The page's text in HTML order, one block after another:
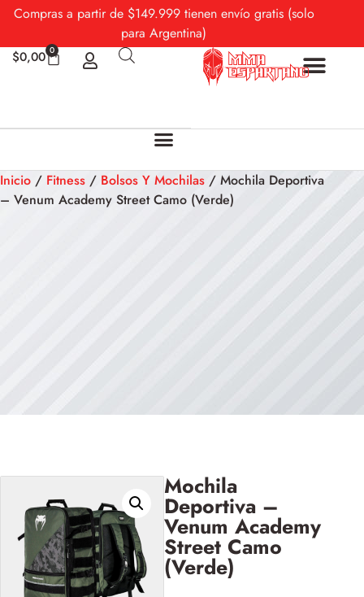
Compras a partir de $149.999 tienen envío gratis (solo
para Argentina)
$0,00 0
Inicio / Fitness / Bolsos Y Mochilas / Mochila Deportiva
– Venum Academy Street Camo (Verde)
Mochila
Deportiva –
Venum Academy
Street Camo
(Verde)